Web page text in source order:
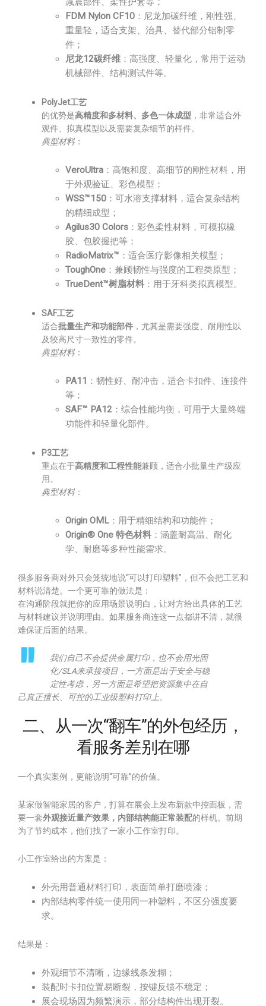
FDM Nylon CF10 ：尼龙加碳纤维，刚性强、
重量轻，适合支架、治具、替代部分铝制零
件；
尼龙12碳纤维 ：高强度、轻量化，常用于运动
机械部件、结构测试件等。
PolyJet工艺
的优势是高精度和多材料、多色一体成型 ，非常适合外
观件、拟真模型以及需要复杂细节的样件。
典型材料：
VeroUltra ：高饱和度、高细节的刚性材料，用
于外观验证、彩色模型；
WSS™150 ：可水溶支撑材料，适合复杂结构
的精细成型；
Agilus30 Colors ：彩色柔性材料，可模拟橡
胶、包胶握把等；
RadioMatrix™ ：适合医疗影像相关模型；
ToughOne ：兼顾韧性与强度的工程类原型；
TrueDent™树脂材料 ：用于牙科类拟真模型。
SAF工艺
适合批量生产和功能部件 ，尤其是需要强度、耐用性以
及较高尺寸一致性的零件。
典型材料：
PA11 ：韧性好、耐冲击，适合卡扣件、连接件
等；
SAF™ PA12 ：综合性能均衡，可用于大量终端
功能件和轻量化部件。
P3工艺
重点在于高精度和工程性能兼顾，适合小批量生产级应
用。
典型材料：
Origin OML ：用于精细结构和功能件；
Origin® One 特色材料 ：涵盖耐高温、耐化
学、耐磨等多种性能需求。
很多服务商对外只会笼统地说“可以打印塑料”，但不会把工艺和
材料说清楚。一个更可靠的做法是：
在沟通阶段就把你的应用场景说明白，让对方给出具体的工艺
与材料建议并说明理由。如果服务商连这一点都讲不清，就很
难保证后面的结果。
我们自己不会提供金属打印，也不会用光固
化/SLA来承接项目，一方面是出于安全与稳
定性考虑，另一方面是希望把资源集中在自
己真正擅长、可控的工业级塑料打印上。
二、从一次“翻车”的外包经历，
看服务差别在哪
一个真实案例，更能说明“可靠”的价值。
某家做智能家居的客户，打算在展会上发布新款中控面板，需
要一套外观接近量产效果，内部结构能正常装配的样机。前期
为了节约成本，他们找了一家小工作室打印。
小工作室给出的方案是：
外壳用普通材料打印，表面简单打磨喷漆；
内部结构零件统一使用同一种塑料，不区分强度要
求。
结果是：
外观细节不清晰，边缘线条发糊；
装配时卡扣位置易断裂，按键反馈不稳定；
展会现场因为频繁演示，部分结构件出现开裂。